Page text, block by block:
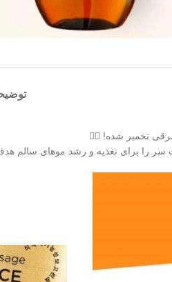
تخمیر شده! 💆‍♀️
سر را برای تغذیه و رشد موهای سالم